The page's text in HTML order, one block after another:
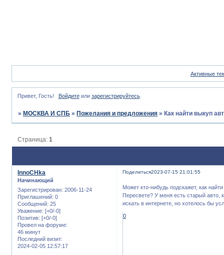
Активные
Привет, Гость! Войдитеили зарегистрируйтесь.
» МОСКВА И СПБ » Пожелания и предложения » Как найти выкуп
Страница:1
Поделиться2023-07-15 21:01:55
InnoCHka
Начинающий
Зарегистрирован: 2006-11-24
Приглашений: 0
Сообщений: 25
Уважение: [+0/-0]
Позитив: [+0/-0]
Провел на форуме:
46 минут
Последний визит:
2024-02-05 12:57:17
Может кто-нибудь подскажет, как
Пересвете? У меня есть старый авто,
искать в интернете, но хотелось бы
0